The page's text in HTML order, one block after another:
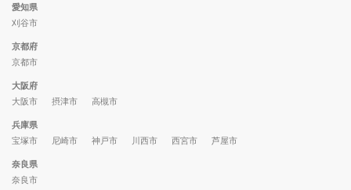
愛知県
刈谷市
京都府
京都市
大阪府
大阪市
摂津市 高槻市
兵庫県
宝塚市
尼崎市 神戸市 川西市 西宮市 芦屋市
奈良県
奈良市